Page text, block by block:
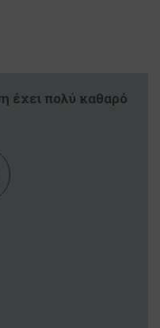
έχει πολύ καθαρό